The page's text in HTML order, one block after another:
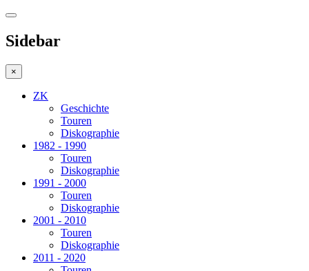
Sidebar
×
ZK
Geschichte
Touren
Diskographie
1982 - 1990
Touren
Diskographie
1991 - 2000
Touren
Diskographie
2001 - 2010
Touren
Diskographie
2011 - 2020